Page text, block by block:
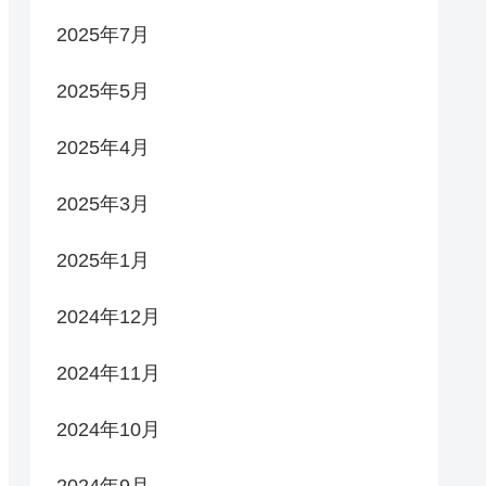
2025年7月
2025年5月
2025年4月
2025年3月
2025年1月
2024年12月
2024年11月
2024年10月